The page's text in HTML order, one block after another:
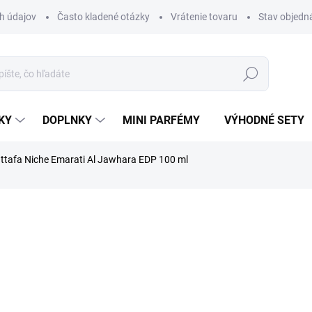
údajov Často kladené otázky Vrátenie tovaru Stav
Hľadať
DOPLNKY MINI PARFÉMY VÝHODNÉ SETY
Niche Emarati Al Jawhara EDP 100 ml